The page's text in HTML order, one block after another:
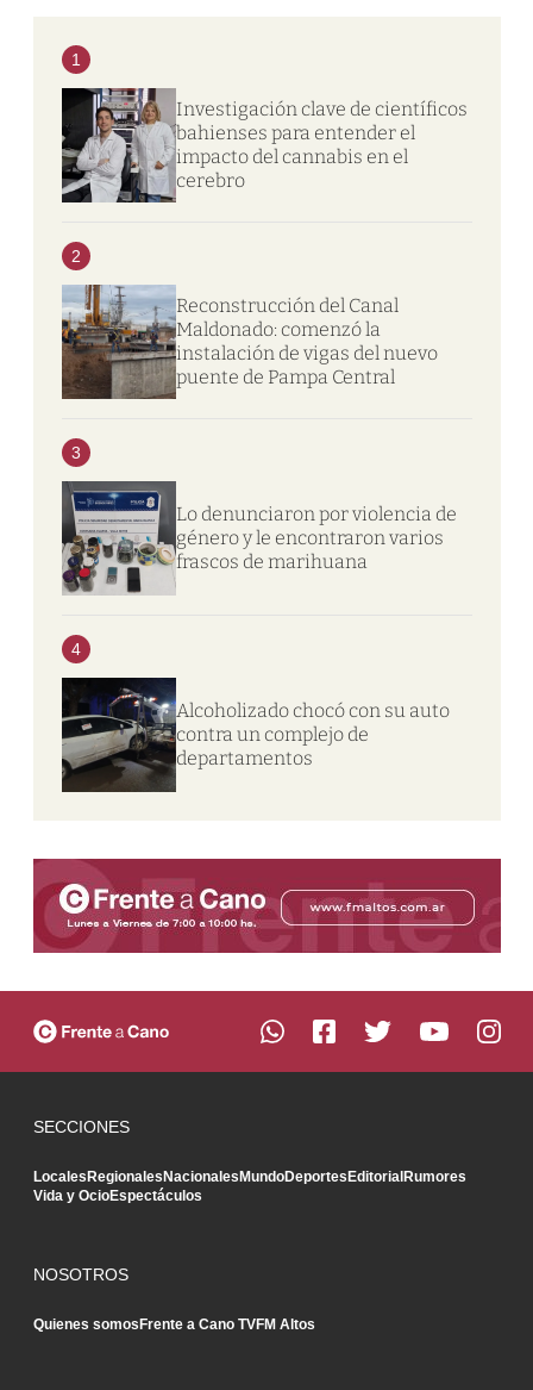
1
Investigación clave de científicos
bahienses para entender el
impacto del cannabis en el
cerebro
2
Reconstrucción del Canal
Maldonado: comenzó la
instalación de vigas del nuevo
puente de Pampa Central
3
Lo denunciaron por violencia de
género y le encontraron varios
frascos de marihuana
4
Alcoholizado chocó con su auto
contra un complejo de
departamentos
SECCIONES
Locales Regionales Nacionales MundoDeportes Editorial Rumores
Vida y OcioEspectáculos
NOSOTROS
Quienes somos Frente a Cano TVFM Altos